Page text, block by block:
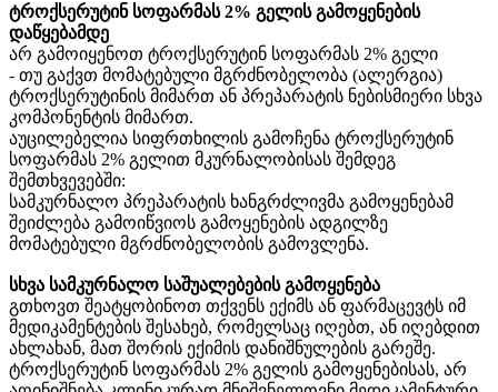
ტროქსერუტინ სოფარმას 2% გელის გამოყენების
დაწყებამდე
არ გამოიყენოთ ტროქსერუტინ სოფარმას 2% გელი
- თუ გაქვთ მომატებული მგრძნობელობა (ალერგია)
ტროქსერუტინის მიმართ ან პრეპარატის ნებისმიერი სხვა
კომპონენტის მიმართ.
აუცილებელია სიფრთხილის გამოჩენა ტროქსერუტინ
სოფარმას 2% გელით მკურნალობისას შემდეგ
შემთხვევებში:
სამკურნალო პრეპარატის ხანგრძლივმა გამოყენებამ
შეიძლება გამოიწვიოს გამოყენების ადგილზე
მომატებული მგრძნობელობის გამოვლენა.
სხვა სამკურნალო საშუალებების გამოყენება
გთხოვთ შეატყობინოთ თქვენს ექიმს ან ფარმაცევტს იმ
მედიკამენტების შესახებ, რომელსაც იღებთ, ან იღებდით
ახლახან, მათ შორის ექიმის დანიშნულების გარეშე.
ტროქსერუტინ სოფარმას 2% გელის გამოყენებისას, არ